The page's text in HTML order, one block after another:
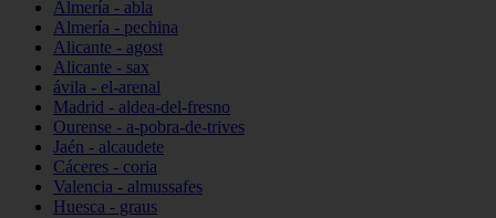
Almería - abla
Almería - pechina
Alicante - agost
Alicante - sax
ávila - el-arenal
Madrid - aldea-del-fresno
Ourense - a-pobra-de-trives
Jaén - alcaudete
Cáceres - coria
Valencia - almussafes
Huesca - graus